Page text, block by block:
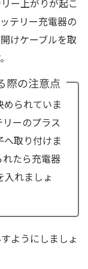
ー上がりが起こ
テリー充電器の
けケーブルを取
際の注意点
められていま
ーのプラス
取り付けま
たら充電器
入れましょ
ようにしましょ